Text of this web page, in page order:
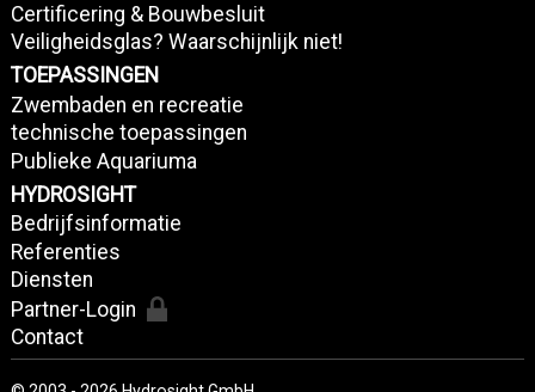
Certificering & Bouwbesluit
Veiligheidsglas? Waarschijnlijk niet!
TOEPASSINGEN
Zwembaden en recreatie
technische toepassingen
Publieke Aquariuma
HYDROSIGHT
Bedrijfsinformatie
Referenties
Diensten
Partner-Login
Contact